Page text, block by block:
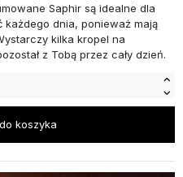
Saphir są idealne dla
dnia, ponieważ mają
kilka kropel na
z Tobą przez cały dzień.
koszyka